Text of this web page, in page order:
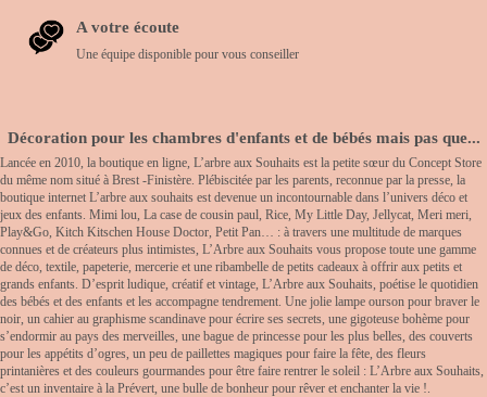
A votre écoute
Une équipe disponible pour vous conseiller
Décoration pour les chambres d'enfants et de bébés mais pas que...
Lancée en 2010, la boutique en ligne, L’arbre aux Souhaits est la petite sœur du Concept Store
du même nom situé à Brest -Finistère. Plébiscitée par les parents, reconnue par la presse, la
boutique internet L’arbre aux souhaits est devenue un incontournable dans l’univers déco et
jeux des enfants. Mimi lou, La case de cousin paul, Rice, My Little Day, Jellycat, Meri meri,
Play&Go, Kitch Kitschen House Doctor, Petit Pan… : à travers une multitude de marques
connues et de créateurs plus intimistes, L’Arbre aux Souhaits vous propose toute une gamme
de déco, textile, papeterie, mercerie et une ribambelle de petits cadeaux à offrir aux petits et
grands enfants. D’esprit ludique, créatif et vintage, L’Arbre aux Souhaits, poétise le quotidien
des bébés et des enfants et les accompagne tendrement. Une jolie lampe ourson pour braver le
noir, un cahier au graphisme scandinave pour écrire ses secrets, une gigoteuse bohème pour
s’endormir au pays des merveilles, une bague de princesse pour les plus belles, des couverts
pour les appétits d’ogres, un peu de paillettes magiques pour faire la fête, des fleurs
printanières et des couleurs gourmandes pour être faire rentrer le soleil : L’Arbre aux Souhaits,
c’est un inventaire à la Prévert, une bulle de bonheur pour rêver et enchanter la vie !.